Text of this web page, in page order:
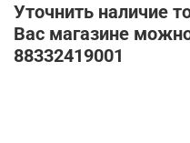
Уточнить наличие
Вас магазине
88332419001